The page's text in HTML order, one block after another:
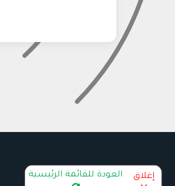
إغلاق العودة للقائمة الرئيسية